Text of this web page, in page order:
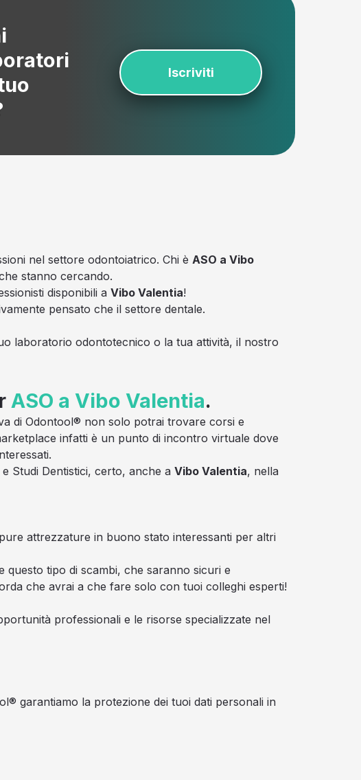
Iscriviti
nel settore odontoiatrico. Chi è ASO a Vibo
stanno cercando.
disponibili a Vibo Valentia!
pensato che il settore dentale.
laboratorio odontotecnico o la tua attività, il nostro
ASO a Vibo Valentia.
di Odontool® non solo potrai trovare corsi e
infatti è un punto di incontro virtuale dove
e Studi Dentistici, certo, anche a Vibo Valentia, nella
attrezzature in buono stato interessanti per altri
tipo di scambi, che saranno sicuri e
che avrai a che fare solo con tuoi colleghi esperti!
professionali e le risorse specializzate nel
garantiamo la protezione dei tuoi dati personali in